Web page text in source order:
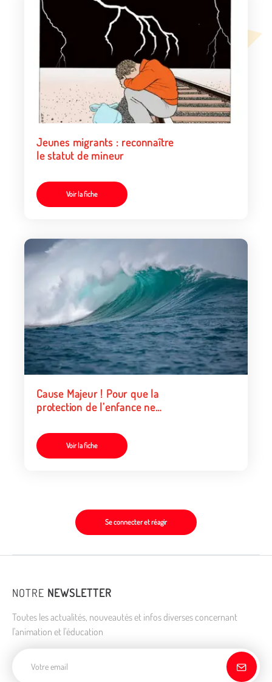
Jeunes migrants : reconnaître
le statut de mineur
Voir la fiche
Cause Majeur ! Pour que la
protection de l’enfance ne
Voir la fiche
Se connecter et réagir
NOTRE NEWSLETTER
Toutes les actualités, nouveautés et infos diverses concernant
l'animation et l'éducation